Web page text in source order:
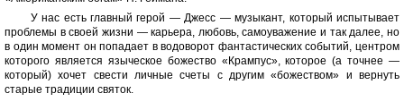
У нас есть главный герой — Джесс — музыкант, который испытывает
проблемы в своей жизни — карьера, любовь, самоуважение и так далее, но
в один момент он попадает в водоворот фантастических событий, центром
которого является языческое божество «Крампус», которое (а точнее —
который) хочет свести личные счеты с другим «божеством» и вернуть
старые традиции святок.